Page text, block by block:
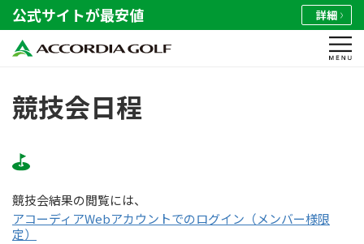
公式サイトが最安値 詳細
競技会日程
競技会結果の閲覧には、
アコーディアWebアカウントでのログイン（メンバー様限
定）